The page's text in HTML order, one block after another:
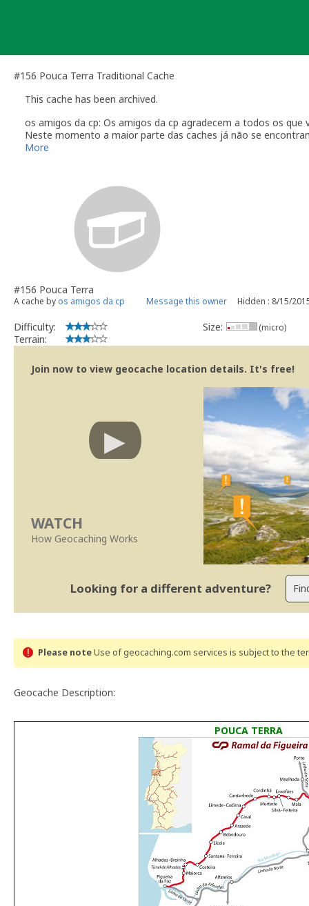
#156 Pouca Terra Traditional Cache
This cache has been archived.
os amigos da cp: Os amigos da cp agradecem a todos os que
Neste momento a maior parte das caches já não se
Vamos tentar manter a primeira cache e a ultima para
More
#156 Pouca Terra
A cache by os amigos da cp Message this owner Hidden : 8/15/
Difficulty:
Terrain:
Size: (micro)
Join now to view geocache location details. It's free!
WATCH
How Geocaching Works
Looking for a different adventure?
Please noteUse of geocaching.com services is subject to the
Geocache Description:
POUCA TERRA